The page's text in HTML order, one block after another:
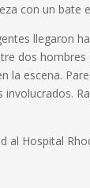
con un bate
llegaron
dos
la escena.
Hospital